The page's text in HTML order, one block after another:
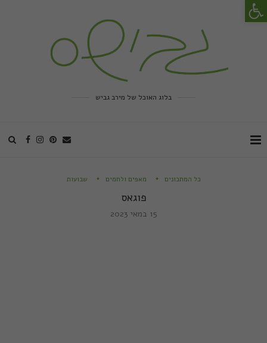
בלוג האוכל של מירב גביש
כל המתכונים מאפים ולחמים שבועות
פוגאס
15 במאי 2023